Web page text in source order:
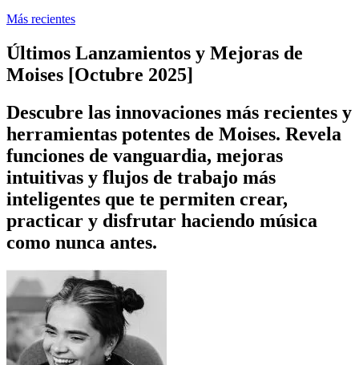
Más recientes
Últimos Lanzamientos y Mejoras de
Moises [Octubre 2025]
Descubre las innovaciones más recientes y
herramientas potentes de Moises. Revela
funciones de vanguardia, mejoras
intuitivas y flujos de trabajo más
inteligentes que te permiten crear,
practicar y disfrutar haciendo música
como nunca antes.